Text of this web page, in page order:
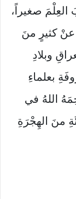
العِلْمَ صغيراً،
كثيرٍ منَ
وبلادِ
بعلماءِ
اللهُ في
منَ الهِجْرَةِ